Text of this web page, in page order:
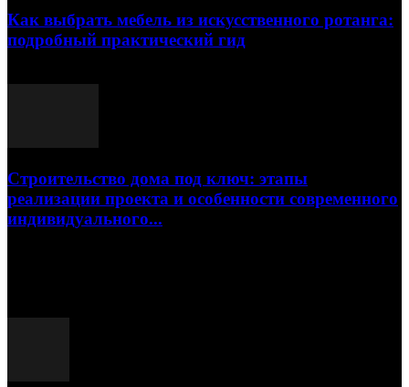
Как выбрать мебель из искусственного ротанга:
подробный практический гид
Строительство дома под ключ: этапы
реализации проекта и особенности современного
индивидуального...